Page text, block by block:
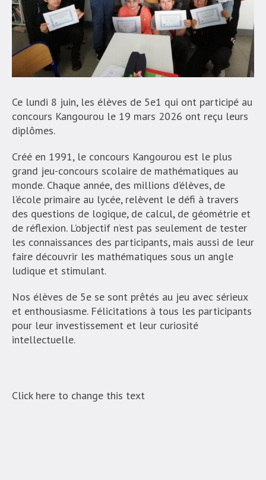
Ce lundi 8 juin, les élèves de 5e1 qui ont participé au
concours Kangourou le 19 mars 2026 ont reçu leurs
diplômes.
Créé en 1991, le concours Kangourou est le plus
grand jeu-concours scolaire de mathématiques au
monde. Chaque année, des millions d’élèves, de
l’école primaire au lycée, relèvent le défi à travers
des questions de logique, de calcul, de géométrie et
de réflexion. L’objectif n’est pas seulement de tester
les connaissances des participants, mais aussi de leur
faire découvrir les mathématiques sous un angle
ludique et stimulant.
Nos élèves de 5e se sont prêtés au jeu avec sérieux
et enthousiasme. Félicitations à tous les participants
pour leur investissement et leur curiosité
intellectuelle.
Click here to change this text